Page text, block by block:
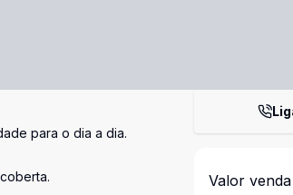
para o dia a dia.
Valor venda